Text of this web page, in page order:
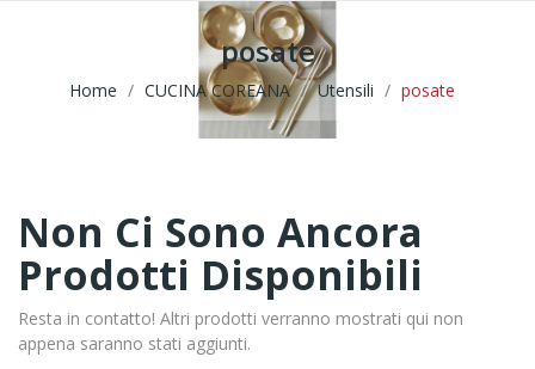
posate
Home CUCINA COREANA Utensili posate
Non Ci Sono Ancora
Prodotti Disponibili
Resta in contatto! Altri prodotti verranno mostrati qui non
appena saranno stati aggiunti.